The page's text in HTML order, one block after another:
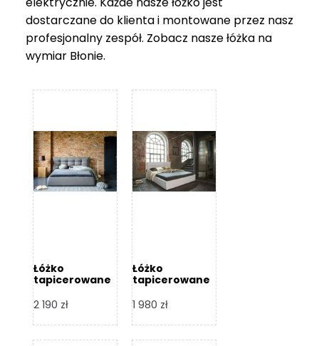
dostarczane do klienta i montowane przez nasz
profesjonalny zespół. Zobacz naszełóżka na
wymiar Błonie.
Łóżko
tapicerowane
Design
2 190 zł
Łóżko
tapicerowane
Design
1 980 zł